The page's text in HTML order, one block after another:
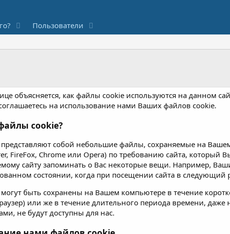
Пользователи
объясняется, как файлы cookie используются на данном
на использование нами Ваших файлов cookie.
cookie?
собой небольшие файлы, сохраняемые на
FireFox, Chrome или Opera) по требованию сайта, который
сайту запоминать о Вас некоторые вещи. Например,
состоянии, когда при посещении сайта в
быть сохранены на Вашем компьютере в течение
или же в течение длительного периода времени,
не будут доступны для нас.